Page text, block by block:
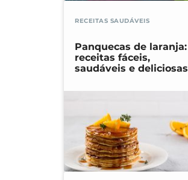
RECEITAS SAUDÁVEIS
Panquecas de laranja:
receitas fáceis,
saudáveis e deliciosas